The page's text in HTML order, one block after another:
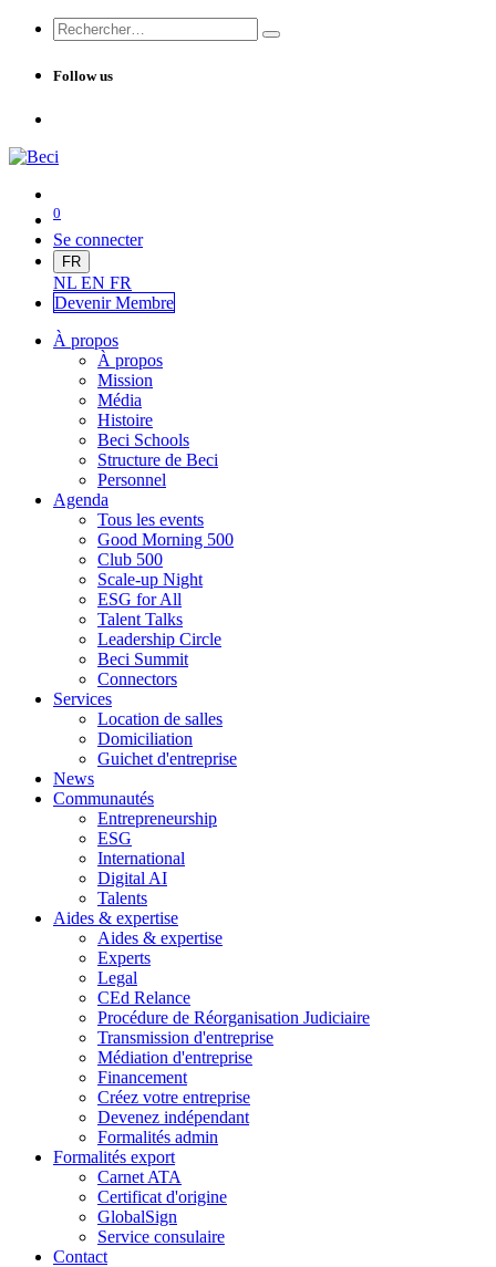
Follow us
0
Se connecter
FR
NL EN FR
Devenir Membre
À propos
À propos
Mission
Média
Histoire
Beci Schools
Structure de Beci
Personnel
Agenda
Tous les events
Good Morning 500
Club 500
Scale-up Night
ESG for All
Talent Talks
Leadership Circle
Beci Summit
Connectors
Services
Location de salles
Domiciliation
Guichet d'entreprise
News
Communautés
Entrepreneurship
ESG
International
Digital AI
Talents
Aides & expertise
Aides & expertise
Experts
Legal
CEd Relance
Procédure de Réorganisation Judiciaire
Transmission d'entreprise
Médiation d'entreprise
Financement
Créez votre entreprise
Devenez indépendant
Formalités admin
Formalités export
Carnet ATA
Certificat d'origine
GlobalSign
Service consulaire
Contact